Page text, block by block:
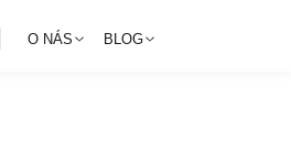
O NÁS BLOG